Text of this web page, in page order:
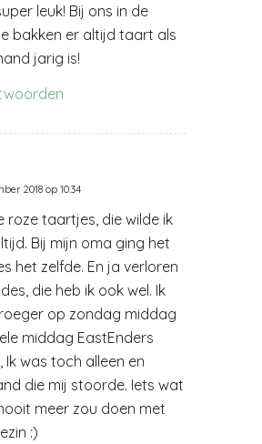
leuk! Bij ons in de
bakken er altijd taart als
jarig is!
2018 op 10:34
roze taartjes, die wilde ik
Bij mijn oma ging het
het zelfde. En ja verloren
die heb ik ook wel. Ik
op zondag middag
middag EastEnders
Ik was toch alleen en
die mij stoorde. Iets wat
meer zou doen met
:)